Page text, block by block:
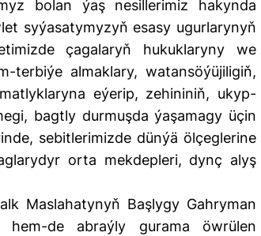
bolan ýaş nesillerimiz hakynda
syýasatymyzyň esasy ugurlarynyň
çagalaryň hukuklaryny we
terbiýe almaklary, watansöýüjiligiň,
eýerip, zehininiň, ukyp-
bagtly durmuşda ýaşamagy üçin
sebitlerimizde dünýä ölçeglerine
orta mekdepleri, dynç alyş
Maslahatynyň Başlygy Gahryman
hem-de abraýly gurama öwrülen